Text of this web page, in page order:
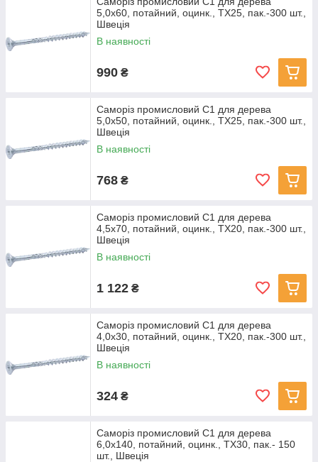
5,0х60, потайний, оцинк., TX25, пак.-300 шт.,
Швеція
В наявності
990 ₴
Саморіз промисловий С1 для дерева
5,0х50, потайний, оцинк., TX25, пак.-300 шт.,
Швеція
В наявності
768 ₴
Саморіз промисловий С1 для дерева
4,5х70, потайний, оцинк., TX20, пак.-300 шт.,
Швеція
В наявності
1 122 ₴
Саморіз промисловий С1 для дерева
4,0х30, потайний, оцинк., TX20, пак.-300 шт.,
Швеція
В наявності
324 ₴
Саморіз промисловий С1 для дерева
6,0х140, потайний, оцинк., TX30, пак.- 150
шт., Швеція